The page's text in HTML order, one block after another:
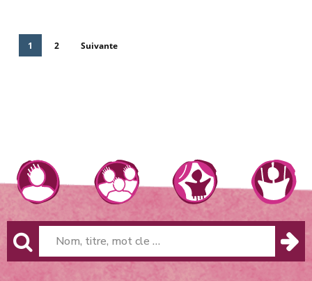
1 2 Suivante